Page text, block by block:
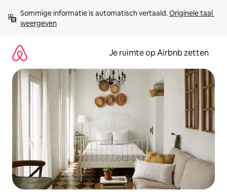
direct
naar
Sommige informatie is automatisch vertaald. Originele taal
weergeven
Je ruimte op Airbnb zetten